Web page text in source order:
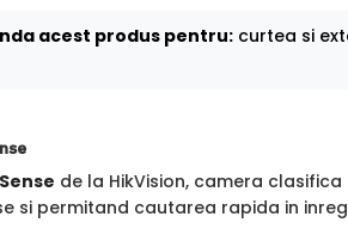
acest produs pentru: curtea si
de la HikVision, camera
si permitand cautarea rapida in